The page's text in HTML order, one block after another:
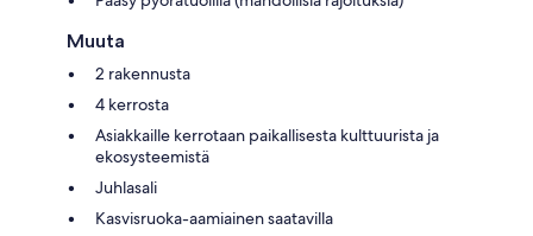
Muuta
2 rakennusta
4 kerrosta
Asiakkaille kerrotaan paikallisesta kulttuurista ja
ekosysteemistä
Juhlasali
Kasvisruoka-aamiainen saatavilla